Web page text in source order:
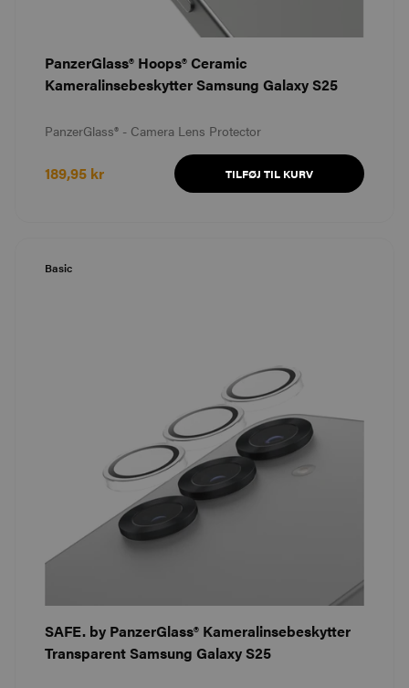
PanzerGlass® Hoops® Ceramic
Kameralinsebeskytter Samsung Galaxy S25
PanzerGlass® - Camera Lens Protector
189,95 kr TILFØJ TIL KURV
Basic
SAFE. by PanzerGlass® Kameralinsebeskytter
Transparent Samsung Galaxy S25